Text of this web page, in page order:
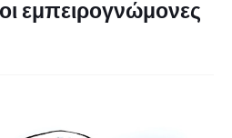
εμπειρογνώμονες